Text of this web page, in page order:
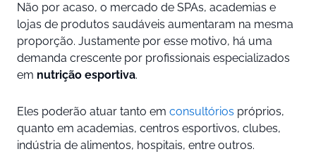
Não por acaso, o mercado de SPAs, academias e
lojas de produtos saudáveis aumentaram na mesma
proporção. Justamente por esse motivo, há uma
demanda crescente por profissionais especializados
em nutrição esportiva.
Eles poderão atuar tanto em consultórios próprios,
quanto em academias, centros esportivos, clubes,
indústria de alimentos, hospitais, entre outros.